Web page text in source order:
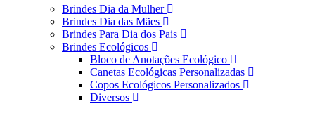
Brindes Dia da Mulher
Brindes Dia das Mães
Brindes Para Dia dos Pais
Brindes Ecológicos
Bloco de Anotações Ecológico
Canetas Ecológicas Personalizadas
Copos Ecológicos Personalizados
Diversos